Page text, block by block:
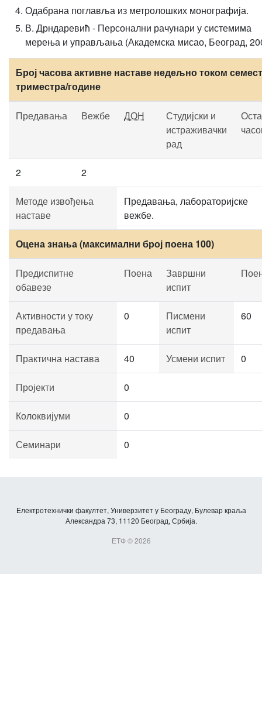
Одабрана поглавља из метролошких монографија.
В. Дрндаревић - Персонални рачунари у системима
мерења и управљања (Академска мисао, Београд,
Број часова активне наставе недељно током
триместра/године
Предавања Вежбе ДОН
Студијски и
истраживачки
рад
2 2
Методе извођења
наставе
Предавања, лабораторијске
вежбе.
Оцена знања (максимални број поена 100)
Предиспитне
обавезе
Поена
Завршни
испит
Активности у току
предавања
0
Писмени
испит
60
Практична настава 40 Усмени испит 0
Пројекти 0
Колоквијуми 0
Семинари 0
Електротехнички факултет, Универзитет у Београду, Булевар краља
Александра 73, 11120 Београд, Србија.
ЕТФ © 2026